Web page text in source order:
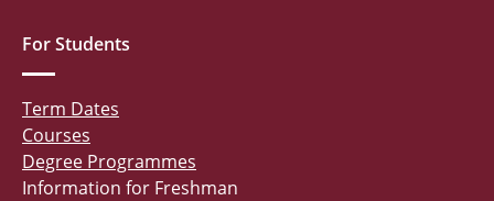
For Students
Term Dates
Courses
Degree Programmes
Information for Freshman